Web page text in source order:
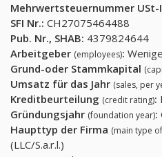
Mehrwertsteuernummer USt-
SFI Nr.: CH27075464488
Pub. Nr., SHAB: 4379824644
Arbeitgeber (employees):
Grund-oder Stammkapital
Umsatz für das Jahr (sales, per
Kreditbeurteilung (credit rating):
Gründungsjahr (foundation year):
Haupttyp der Firma (main type
(LLC/S.a.r.l.)